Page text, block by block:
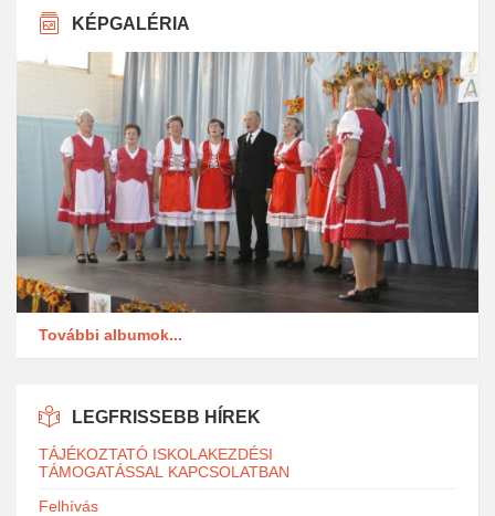
KÉPGALÉRIA
További albumok...
LEGFRISSEBB HÍREK
TÁJÉKOZTATÓ ISKOLAKEZDÉSI
TÁMOGATÁSSAL KAPCSOLATBAN
Felhívás